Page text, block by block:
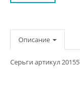
Описание
Серьги артикул